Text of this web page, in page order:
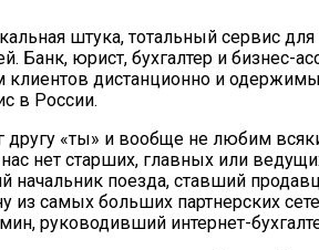
штука, тотальный сервис
Банк, юрист, бухгалтер и бизнес-
дистанционно и
в России.
«ты» и вообще не любим
нет старших, главных или
начальник поезда, ставший
из самых больших партнерских
руководивший интернет-